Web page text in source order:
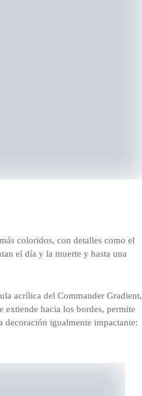
coloridos, con detalles como el
el día y la muerte y hasta una
acrílica del Commander Gradient,
extiende hacia los bordes, permite
igualmente impactante: